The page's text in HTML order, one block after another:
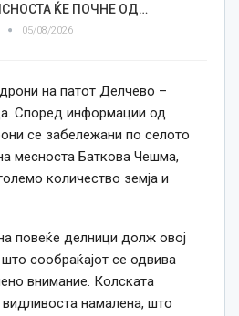
ЌЕ ПОЧНЕ ОД…
05/08/2026
на патот Делчево –
Според информации од
се забележани по селото
месноста Баткова Чешма,
количество земја и
повеќе делници долж овој
сообраќајот се одвива
внимание. Колската
намалена, што